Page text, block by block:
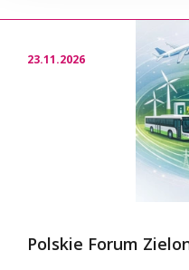
23.11.2026
Polskie Forum